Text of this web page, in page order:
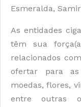
Esmeralda,
As entidades
têm sua
relacionados
ofertar para
moedas, flores,
entre outras